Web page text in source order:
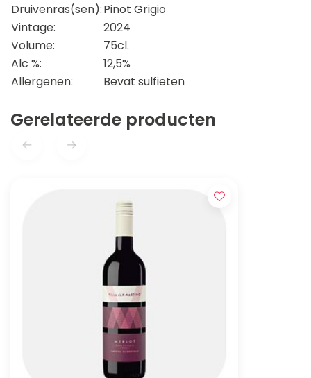
Druivenras(sen):Pinot Grigio
Vintage:
2024
Volume:
75cl.
Alc %:
12,5%
Allergenen:
Bevat sulfieten
Gerelateerde producten